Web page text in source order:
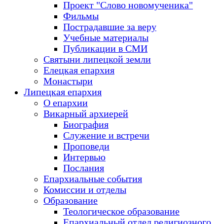
Проект "Слово новомученика"
Фильмы
Пострадавшие за веру
Учебные материалы
Публикации в СМИ
Святыни липецкой земли
Елецкая епархия
Монастыри
Липецкая епархия
О епархии
Викарный архиерей
Биография
Служение и встречи
Проповеди
Интервью
Послания
Епархиальные события
Комиссии и отделы
Образование
Теологическое образование